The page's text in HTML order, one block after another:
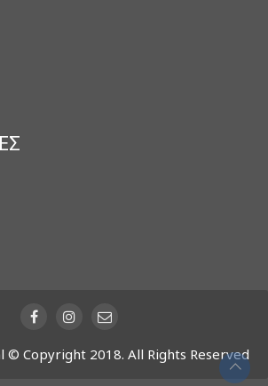
© Copyright 2018. All Rights Reserved